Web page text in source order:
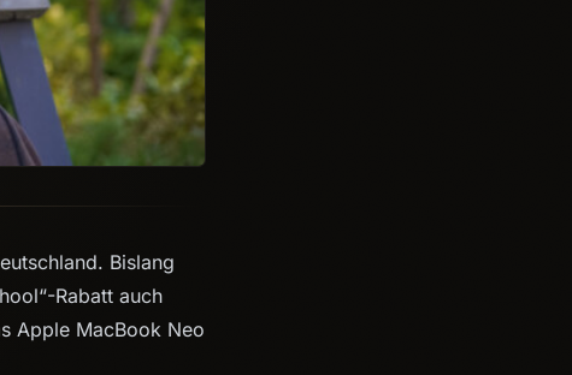
Bislang
Rabatt auch
Apple MacBook Neo